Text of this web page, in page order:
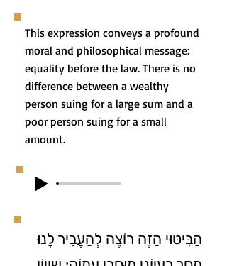
This expression conveys a profound
moral and philosophical message:
equality before the law. There is no
difference between a wealthy
person suing for a large sum and a
poor person suing for a small
amount.
הַבִּיטּוּי הַזֶּה רוֹצֶה לְהַעֲבִיר לָנוּ